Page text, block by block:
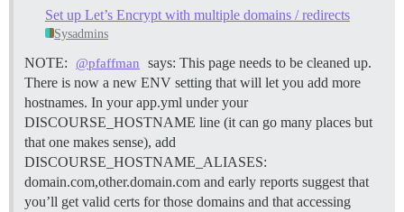
Set up Let’s Encrypt with multiple domains / redirects
Sysadmins
NOTE: @pfaffman
says: This page needs to be cleaned up.
There is now a new ENV setting that will let you add more
hostnames. In your app.yml under your
DISCOURSE_HOSTNAME line (it can go many places but
that one makes sense), add
DISCOURSE_HOSTNAME_ALIASES:
domain.com,other.domain.com and early reports suggest that
you’ll get valid certs for those domains and that accessing